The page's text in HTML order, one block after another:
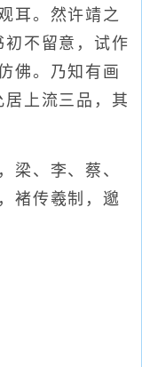
耳。然许靖之
初不留意，试作
佛。乃知有画
上流三品，其
、李、蔡、
褚传羲制，邈